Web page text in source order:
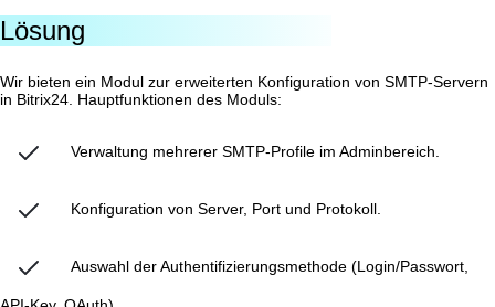
Lösung
Wir bieten ein Modul zur erweiterten Konfiguration von SMTP-Servern
in Bitrix24. Hauptfunktionen des Moduls:
Verwaltung mehrerer SMTP-Profile im Adminbereich.
Konfiguration von Server, Port und Protokoll.
Auswahl der Authentifizierungsmethode (Login/Passwort,